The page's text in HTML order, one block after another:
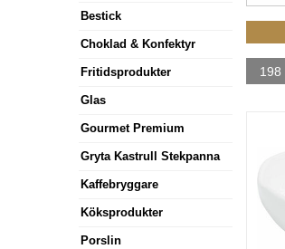
Bestick
Choklad & Konfektyr
Fritidsprodukter
Glas
Gourmet Premium
Gryta Kastrull Stekpanna
Kaffebryggare
Köksprodukter
Porslin
198